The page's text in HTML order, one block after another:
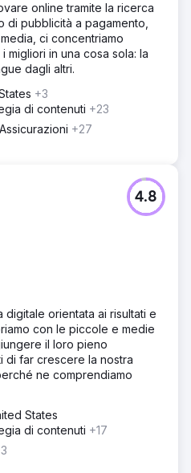
online tramite la ricerca
di pubblicità a pagamento,
ci concentriamo
migliori in una cosa sola: la
dagli altri.
+3
di contenuti +23
+27
4.8
orientata ai risultati e
con le piccole e medie
il loro pieno
di far crescere la nostra
ne comprendiamo
States
di contenuti +17